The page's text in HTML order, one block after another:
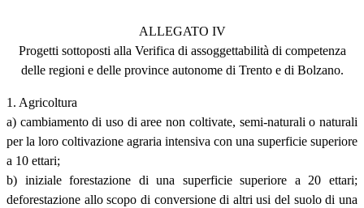
ALLEGATO IV
Progetti sottoposti alla Verifica di assoggettabilità di competenza
delle regioni e delle province autonome di Trento e di Bolzano.
1. Agricoltura
a) cambiamento di uso di aree non coltivate, semi-naturali o naturali
per la loro coltivazione agraria intensiva con una superficie superiore
a 10 ettari;
b) iniziale forestazione di una superficie superiore a 20 ettari;
deforestazione allo scopo di conversione di altri usi del suolo di una